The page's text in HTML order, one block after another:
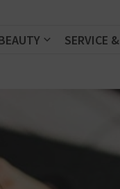
SERVICE